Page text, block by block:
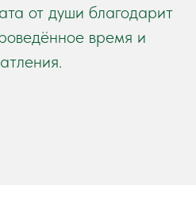
от души благодарит
время и